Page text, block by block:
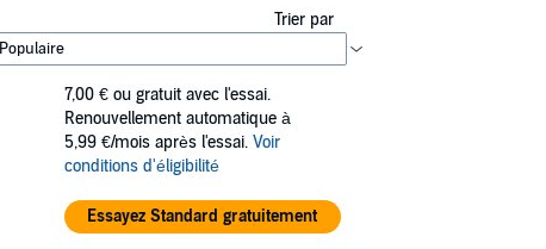
Trier par
7,00 € ou gratuit avec l'essai.
Renouvellement automatique à
5,99 €/mois après l'essai. Voir
conditions d'éligibilité
Essayez Standard gratuitement